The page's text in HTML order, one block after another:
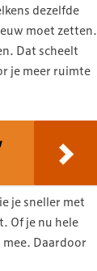
dezelfde
moet zetten.
Dat scheelt
je meer ruimte
je sneller met
Of je nu hele
Daardoor